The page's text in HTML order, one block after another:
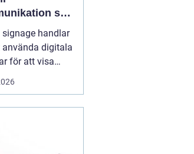
som
blicken
handlar
digitala
för att visa
text och grafik
som